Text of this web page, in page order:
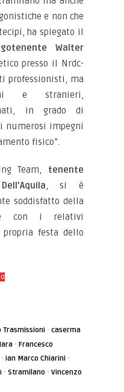
e non che
ha spiegato il
Walter
presso il Nrdc-
professionisti, ma
e stranieri,
in grado di
numerosi impegni
fisico”.
Team, tenente
, si è
soddisfatto della
con i relativi
festa dello
Trasmissioni ·caserma
·Francesco
·ian Marco Chiarini ·
·Stramilano ·Vincenzo